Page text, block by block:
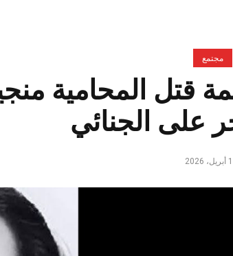
مجتمع
قتل المحامية
على الجنائي